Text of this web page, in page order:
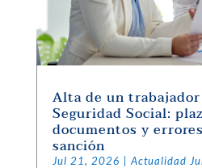
Alta de un
Seguridad Social:
documentos y
sanción
Jul 21, 2026 | Actualidad